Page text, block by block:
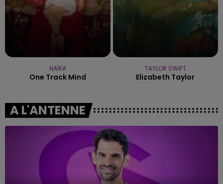
NAÏKA
One Track Mind
TAYLOR SWIFT
Elizabeth Taylor
A L'ANTENNE